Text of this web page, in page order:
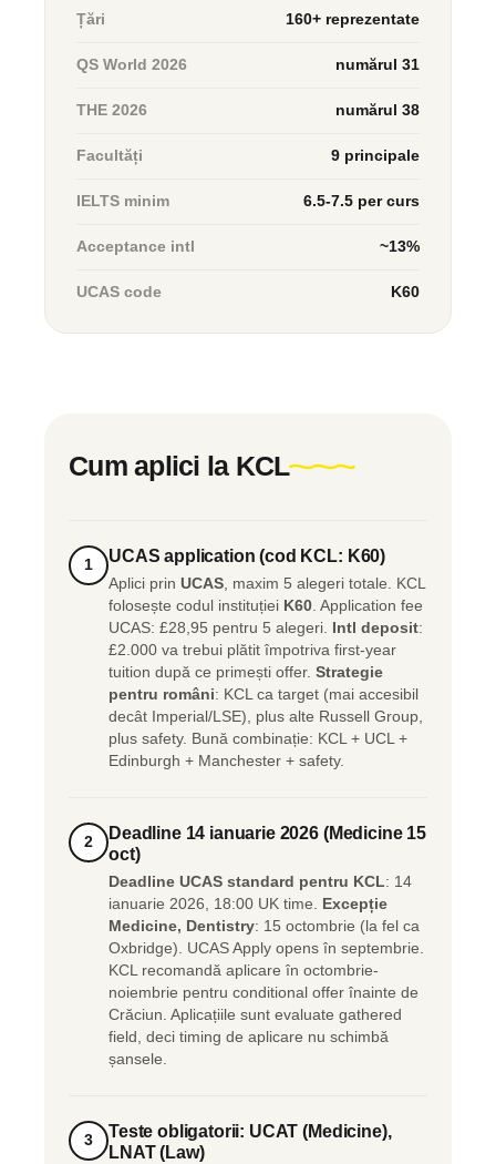
Țări 160+ reprezentate
QS World 2026 numărul 31
THE 2026 numărul 38
Facultăți 9 principale
IELTS minim 6.5-7.5 per curs
Acceptance intl ~13%
UCAS code K60
Cum aplici la KCL
1 UCAS application (cod KCL: K60)
Aplici prin UCAS , maxim 5 alegeri totale. KCL
folosește codul instituției K60 . Application fee
UCAS: £28,95 pentru 5 alegeri.
Intl deposit:
£2.000 va trebui plătit împotriva first-year
tuition după ce primești offer. Strategie
pentru români: KCL ca target (mai accesibil
decât Imperial/LSE), plus alte Russell Group,
plus safety. Bună combinație: KCL + UCL +
Edinburgh + Manchester + safety.
2
Deadline 14 ianuarie 2026 (Medicine 15
oct)
Deadline UCAS standard pentru KCL: 14
ianuarie 2026, 18:00 UK time.
Excepție
Medicine, Dentistry: 15 octombrie (la fel ca
Oxbridge). UCAS Apply opens în septembrie.
KCL recomandă aplicare în octombrie-
noiembrie pentru conditional offer înainte de
Crăciun. Aplicațiile sunt evaluate gathered
field, deci timing de aplicare nu schimbă
șansele.
3
Teste obligatorii: UCAT (Medicine),
LNAT (Law)